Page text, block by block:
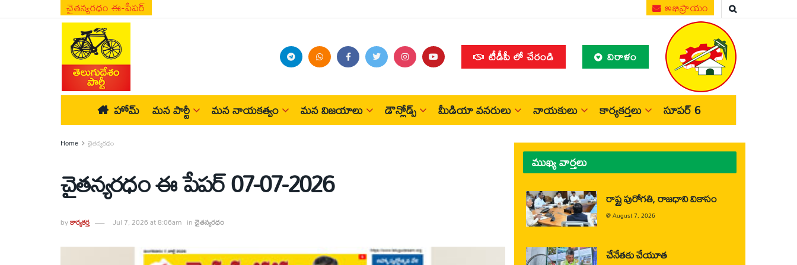
చైతన్యరధం ఈ-పేపర్ అభిప్రాయం
టీడీపీ లో చేరండి విరాళం
హోమ్ మన పార్టీ మన నాయకత్వం మన విజయాలు డౌన్లోడ్స్ మీడియా వనరులు నాయకులు కార్యకర్తలు సూపర్ 6
Home చైతన్యరధం
చైతన్యరధం ఈ పేపర్ 07-07-2026
byకార్యకర్త Jul 7, 2026 at 8:06am inచైతన్యరధం
ముఖ్య వార్తలు
రాష్ట్ర పురోగతి, రాజధాని వికాసం
@August 7, 2026
చేనేతకు చేయూత